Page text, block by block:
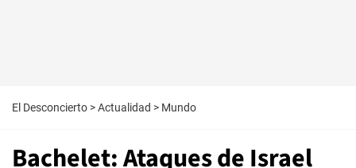
El Desconcierto >Actualidad > Mundo
Bachelet: Ataques de Israel